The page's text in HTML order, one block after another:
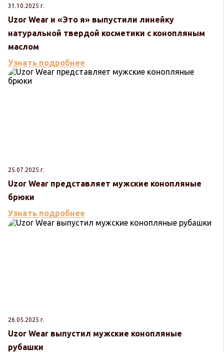
31.10.2025 г.
Uzor Wear и «Это я» выпустили линейку
натуральной твердой косметики с конопляным
маслом
Узнать подробнее
25.07.2025 г.
Uzor Wear представляет мужские конопляные
брюки
Узнать подробнее
26.05.2025 г.
Uzor Wear выпустил мужские конопляные
рубашки